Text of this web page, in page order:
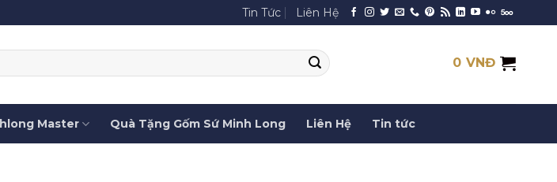
Tin Tức Liên Hệ
0 VNĐ
Master Quà Tặng Gốm Sứ Minh Long Liên Hệ Tin tức